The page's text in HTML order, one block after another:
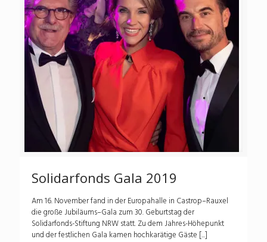
Solidarfonds Gala 2019
Am 16. November fand in der Europahalle in Castrop–Rauxel
die große Jubiläums–Gala zum 30. Geburtstag der
Solidarfonds-Stiftung NRW statt. Zu dem Jahres-Höhepunkt
und der festlichen Gala kamen hochkarätige Gäste [...]